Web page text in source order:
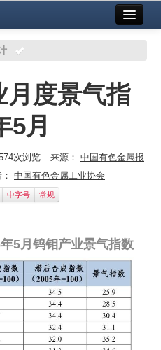
月度景气指
5月
次浏览 来源： 中国有色金属报
中国有色金属工业协会
中字号 常规
5月钨钼产业景气指数